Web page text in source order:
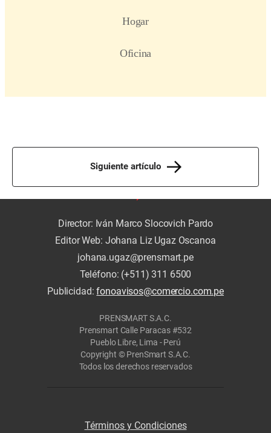
Siguiente artículo
Director: Iván Marco Slocovich Pardo
Editor Web: Johana Liz Ugaz Oscanoa
johana.ugaz@prensmart.pe
Teléfono: (+511) 311 6500
Publicidad:fonoavisos@comercio.com.pe
PRENSMART S.A.C.
Prensmart Calle Paracas #532
Pueblo Libre, Lima - Perú
Copyright © PrenSmart S.A.C.
Todos los derechos reservados
Términos y Condiciones